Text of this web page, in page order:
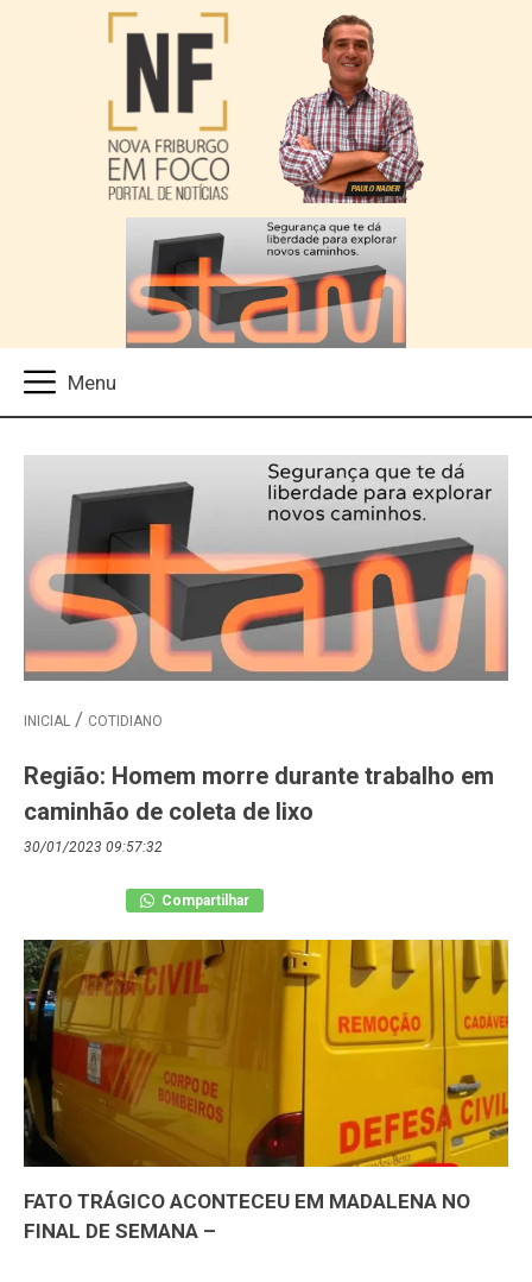
INICIAL COTIDIANO
Região: Homem morre durante trabalho em
caminhão de coleta de lixo
30/01/2023 09:57:32
Compartilhar
FATO TRÁGICO ACONTECEU EM MADALENA NO
FINAL DE SEMANA –